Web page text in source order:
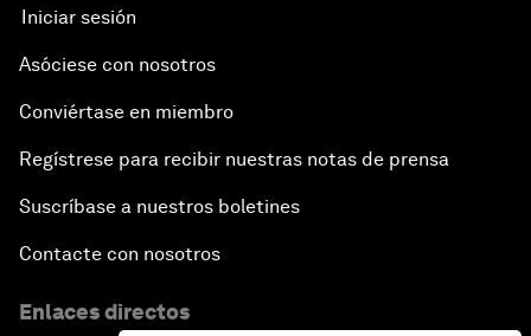
Iniciar sesión
Asóciese con nosotros
Conviértase en miembro
Regístrese para recibir nuestras notas de prensa
Suscríbase a nuestros boletines
Contacte con nosotros
Enlaces directos